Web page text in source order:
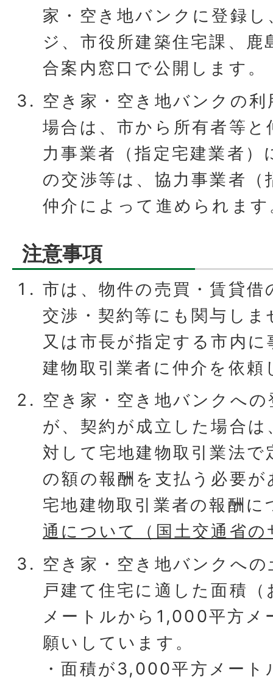
家・空き地バンクに登録
ジ、市役所建築住宅課、鹿
合案内窓口で公開します。
空き家・空き地バンクの
場合は、市から所有者等
力事業者（指定宅建業者
の交渉等は、協力事業者（
仲介によって進められます
注意事項
市は、物件の売買・賃貸
交渉・契約等にも関与し
又は市長が指定する市内
建物取引業者に仲介を依
空き家・空き地バンクへ
が、契約が成立した場合
対して宅地建物取引業法
の額の報酬を支払う必要
宅地建物取引業者の報酬に
通について（国土交通省
空き家・空き地バンクへ
戸建て住宅に適した面積
メートルから1,000平方メ
願いしています。
・面積が3,000平方メート